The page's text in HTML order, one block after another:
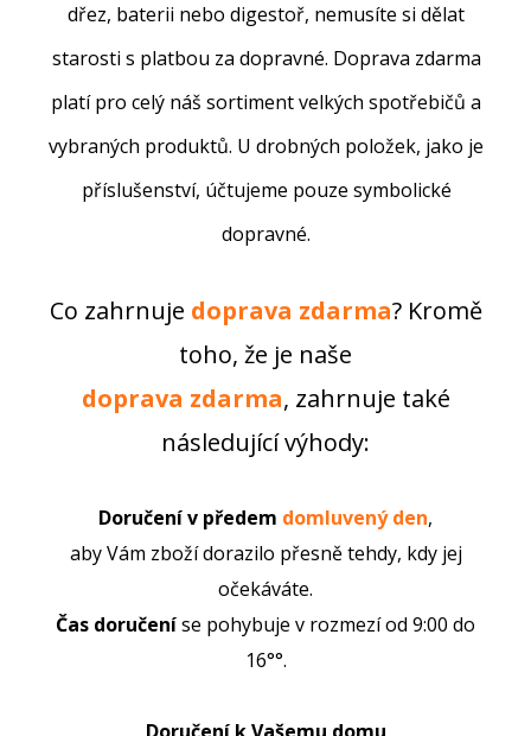
dřez, baterii nebo digestoř, nemusíte si dělat
starosti s platbou za dopravné. Doprava zdarma
platí pro celý náš sortiment velkých spotřebičů a
vybraných produktů. U drobných položek, jako je
příslušenství, účtujeme pouze symbolické
dopravné.
Co zahrnuje doprava zdarma? Kromě
toho, že je naše
doprava zdarma, zahrnuje také
následující výhody:
Doručení v předem domluvený den,
aby Vám zboží dorazilo přesně tehdy, kdy jej
očekáváte.
Čas doručeníse pohybuje v rozmezí od 9:00 do
16°°.